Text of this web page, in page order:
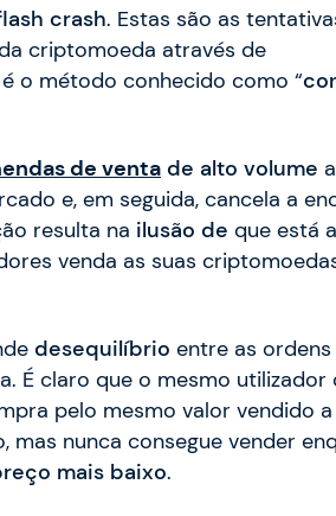
crash. Estas são as
criptomoeda através de
o método conhecido como “
de venta de alto volume
e, em seguida, cancela a
resulta na ilusão de que está
venda as suas
desequilíbrio entre as
É claro que o mesmo utilizador
pelo mesmo valor vendido
nunca consegue vender
mais baixo.